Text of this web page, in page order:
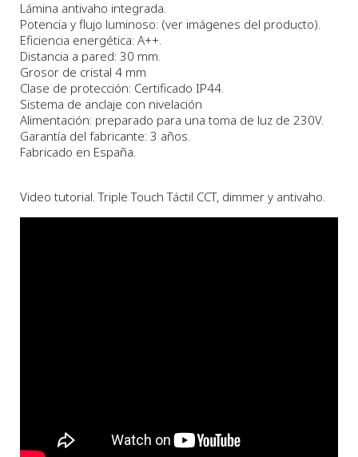
Lámina antivaho integrada.
Potencia y flujo luminoso: (ver imágenes del producto).
Eficiencia energética: A++.
Distancia a pared: 30 mm.
Grosor de cristal 4 mm
Clase de protección: Certificado IP44.
Sistema de anclaje con nivelación
Alimentación: preparado para una toma de luz de 230V.
Garantía del fabricante: 3 años.
Fabricado en España.
Video tutorial. Triple Touch Táctil CCT, dimmer y antivaho.